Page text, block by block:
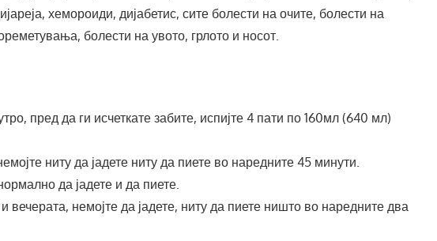
хемороиди, дијабетис, сите болести на очите, болести на
болести на увото, грлото и носот.
пред да ги исчеткате забите, испијте 4 пати по 160мл (640 мл)
ниту да јадете ниту да пиете во наредните 45 минути.
да јадете и да пиете.
вечерата, немојте да јадете, ниту да пиете ништо во наредните два